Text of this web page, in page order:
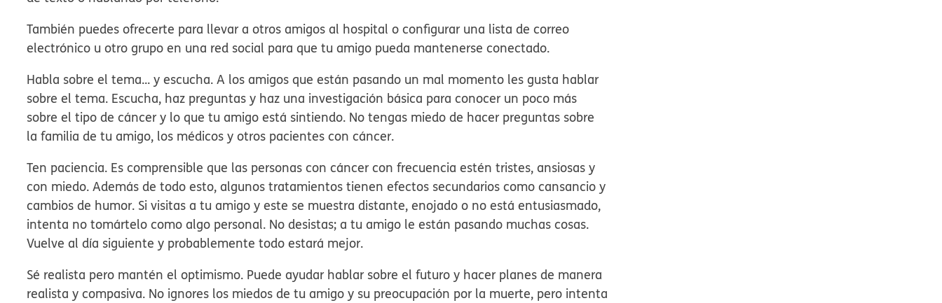
También puedes ofrecerte para llevar a otros amigos al hospital o configurar una lista de correo
electrónico u otro grupo en una red social para que tu amigo pueda mantenerse conectado.
Habla sobre el tema... y escucha.A los amigos que están pasando un mal momento les gusta hablar
sobre el tema. Escucha, haz preguntas y haz una investigación básica para conocer un poco más
sobre el tipo de cáncer y lo que tu amigo está sintiendo. No tengas miedo de hacer preguntas sobre
la familia de tu amigo, los médicos y otros pacientes con cáncer.
Ten paciencia. Es comprensible que las personas con cáncer con frecuencia estén tristes, ansiosas y
con miedo. Además de todo esto, algunos tratamientos tienen efectos secundarios como cansancio y
cambios de humor. Si visitas a tu amigo y este se muestra distante, enojado o no está entusiasmado,
intenta no tomártelo como algo personal. No desistas; a tu amigo le están pasando muchas cosas.
Vuelve al día siguiente y probablemente todo estará mejor.
Sé realista pero mantén el optimismo. Puede ayudar hablar sobre el futuro y hacer planes de manera
realista y compasiva. No ignores los miedos de tu amigo y su preocupación por la muerte, pero intenta